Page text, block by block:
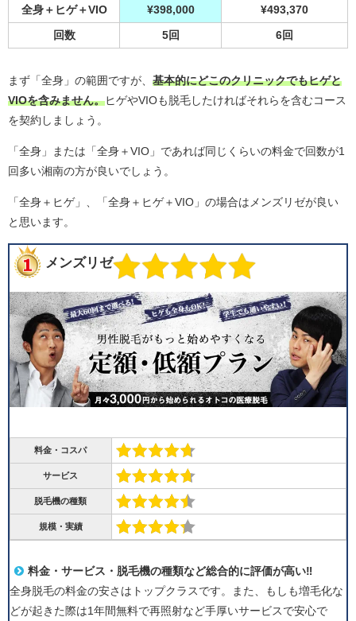
全身＋ヒゲ＋VIO ¥398,000 ¥493,370
回数 5回 6回
まず「全身」の範囲ですが、 基本的にどこのクリニックでもヒゲと
VIOを含みません。ヒゲやVIOも脱毛したければそれらを含むコース
を契約しましょう。
「全身」または「全身＋VIO」であれば同じくらいの料金で回数が1
回多い湘南の方が良いでしょう。
「全身＋ヒゲ」、「全身＋ヒゲ＋VIO」の場合はメンズリゼが良い
と思います。
メンズリゼ
料金・コスパ
サービス
脱毛機の種類
規模・実績
料金・サービス・ 脱毛機の種類など総合的に評価が高い‼︎
全身脱毛の料金の安さはトップクラスです。また、もしも増毛化な
どが起きた際は1年間無料で再照射など手厚いサービスで安心で